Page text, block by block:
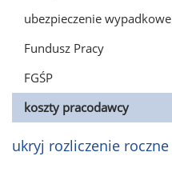
ubezpieczenie wypadkowe
Fundusz Pracy
FGŚP
koszty pracodawcy
ukryj rozliczenie roczne